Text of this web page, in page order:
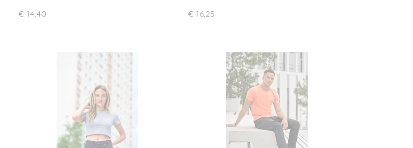
€ 14,40 € 16,25